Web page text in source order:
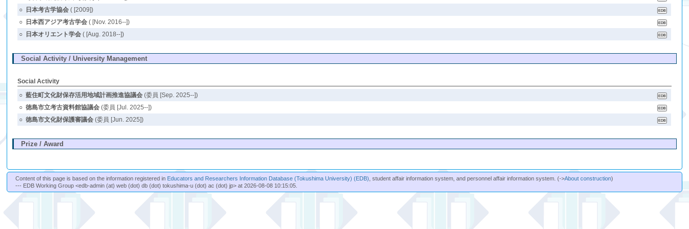
○
日本考古学協会 ( [2009])
○
日本西アジア考古学会 ( [Nov. 2016--])
○
日本オリエント学会 ( [Aug. 2018--])
Social Activity / University Management
Social Activity
○ 藍住町文化財保存活用地域計画推進協議会 (委員 [Sep. 2025--])
○ 徳島市立考古資料館協議会 (委員 [Jul. 2025--])
○ 徳島市文化財保護審議会 (委員 [Jun. 2025])
Prize / Award
Content of this page is based on the information registered in Educators and Researchers Information Database (Tokushima University) (EDB) , student affair information system, and personnel affair information system. (->About construction)
--- EDB Working Group <edb-admin (at) web (dot) db (dot) tokushima-u (dot) ac (dot) jp> at 2026-08-08 10:15:05.